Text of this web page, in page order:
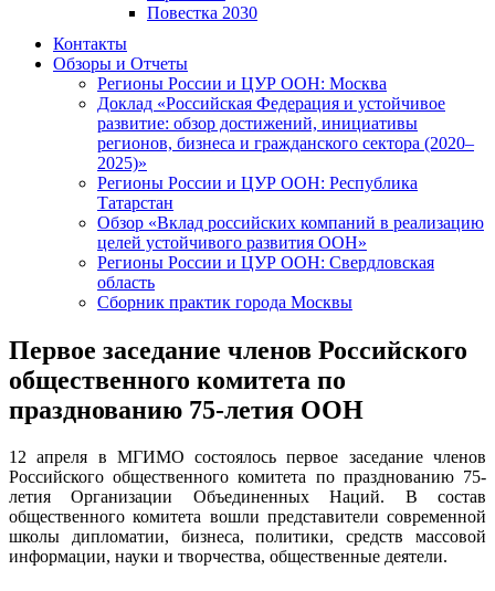
Повестка 2030
Контакты
Обзоры и Отчеты
Регионы России и ЦУР ООН: Москва
Доклад «Российская Федерация и устойчивое
развитие: обзор достижений, инициативы
регионов, бизнеса и гражданского сектора (2020–
2025)»
Регионы России и ЦУР ООН: Республика
Татарстан
Обзор «Вклад российских компаний в реализацию
целей устойчивого развития ООН»
Регионы России и ЦУР ООН: Свердловская
область
Сборник практик города Москвы
Первое заседание членов Российского
общественного комитета по
празднованию 75-летия ООН
12 апреля в МГИМО состоялось первое заседание членов
Российского общественного комитета по празднованию 75-
летия Организации Объединенных Наций. В состав
общественного комитета вошли представители современной
школы дипломатии, бизнеса, политики, средств массовой
информации, науки и творчества, общественные деятели.